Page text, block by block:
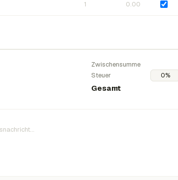
Zwischensumme
Steuer
Gesamt